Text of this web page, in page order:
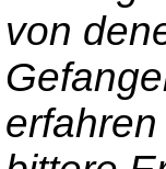
von